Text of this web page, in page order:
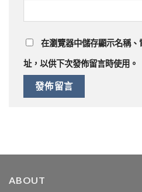
在瀏覽器中儲存顯示名稱、
址，以供下次發佈留言時使用。
ABOUT